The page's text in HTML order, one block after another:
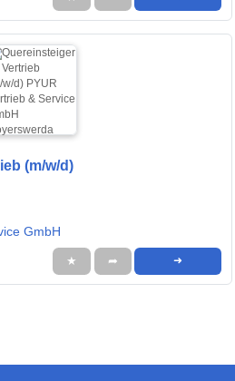
(m/w/d)
GmbH
★ ➦ ➜